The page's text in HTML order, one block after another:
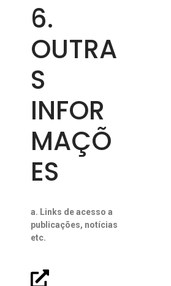
6.
OUTRA
S
INFOR
MAÇÕ
ES
a. Links de acesso a
publicações, notícias
etc.